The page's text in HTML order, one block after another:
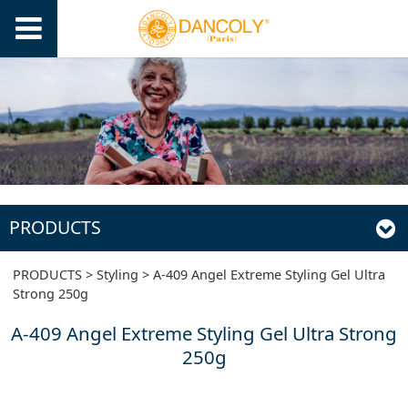
PRODUCTS
A-409 Angel Extreme
Styling Gel Ultra
PRODUCTS >Styling >A-409 Angel Extreme Styling Gel Ultra
Strong 250g
A-409 Angel Extreme Styling Gel Ultra Strong
250g